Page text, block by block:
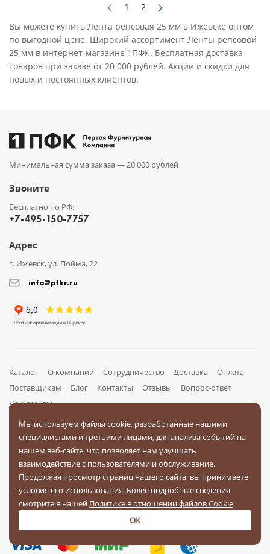
1
2
Вы можете купить Лента репсовая 25 мм в Ижевске оптом
по выгодной цене. Широкий ассортимент Ленты репсовой
25 мм в интернет-магазине 1ПФК. Бесплатная доставка
товаров при заказе от 20 000 рублей. Акции и скидки для
новых и постоянных клиентов.
Минимальная сумма заказа —20 000 рублей
Звоните
Бесплатно по РФ:
+7-495-150-7757
Адрес
г. Ижевск, ул. Пойма, 22
info@pfkr.ru
Каталог О компании Сотрудничество Доставка
Оплата
Поставщикам
Блог Контакты Отзывы
Вопрос-ответ
Документы
На связи в соц. сетях
Мы используем файлы cookie, разработанные нашими
специалистами и третьими лицами, для анализа событий на
нашем веб-сайте, что позволяет нам улучшать
взаимодействие с пользователями и обслуживание.
Продолжая просмотр страниц нашего сайта, вы принимаете
условия его использования. Более подробные сведения
смотрите в нашей Политике в отношении файлов Cookie.
ОК